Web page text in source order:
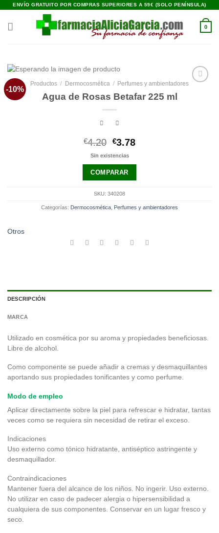
Saltar
contenido
ENVÍO GRATUITO POR COMPRAS SUPERIORES A 59€ (SOLO PENÍNSULA)
0
-10%
Productos / Dermocosmética / Perfumes y ambientadores
Agua de Rosas Betafar 225 ml
€4.20 El
precio
era:
€4.20.
€3.78El
€3.78.
Sin existencias
COMPARAR
SKU: 340208
Categorías: Dermocosmética Perfumes y ambientadores
Otros
DESCRIPCIÓN
MARCA
Utilizado en cosmética por su aroma y propiedades beneficiosas.
Libre de alcohol.
Como componente se puede añadir a cremas y desmaquillantes
aportando sus propiedades tonificantes y como perfume.
Modo de empleo
Aplicar directamente sobre la piel para refrescar e hidratar, tantas
veces como se requiera sin necesidad de retirar el exceso.
Indicaciones
Uso externo como tónico hidratante, antiséptico astringente y
desmaquillador.
Contraindicaciones
Mantener fuera del alcance de los niños. No ingerir. Uso externo.
No utilizar en caso de padecer alergia o hipersensibilidad a
cualquiera de sus componentes. Conservar en un lugar fresco y
seco.